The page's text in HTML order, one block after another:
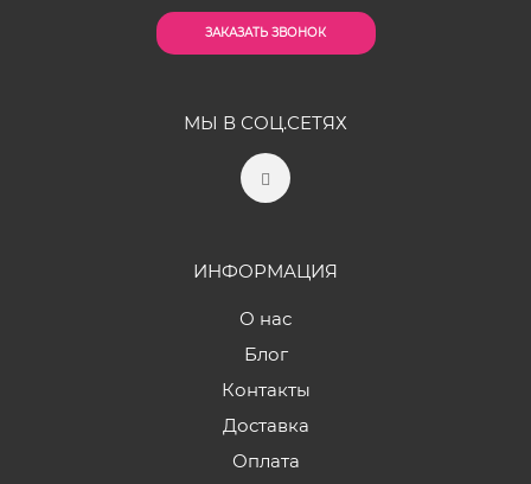
ЗАКАЗАТЬ ЗВОНОК
МЫ В СОЦ.СЕТЯХ
ИНФОРМАЦИЯ
О нас
Блог
Контакты
Доставка
Оплата